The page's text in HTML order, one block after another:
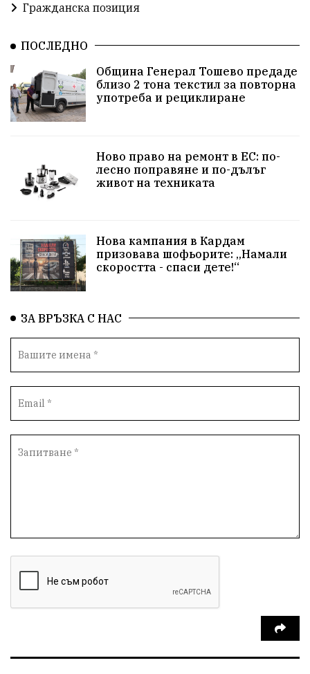
Община Добрич
Шах Балканиада Спорт Световен
Шампион
Общност Крушари
Гражданска позиция
ПОСЛЕДНО
Община Генерал Тошево предаде
близо 2 тона текстил за повторна
употреба и рециклиране
Ново право на ремонт в ЕС: по-
лесно поправяне и по-дълъг
живот на техниката
Нова кампания в Кардам
призовава шофьорите: „Намали
скоростта - спаси дете!“
ЗА ВРЪЗКА С НАС